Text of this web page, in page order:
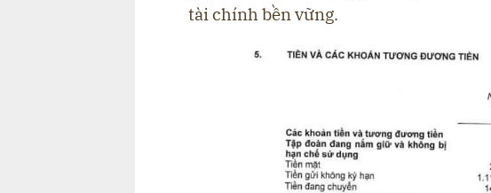
tài chính bền vững.